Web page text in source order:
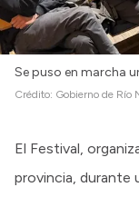
Se puso en marcha
Crédito: Gobierno de Río
El Festival,
provincia, durante